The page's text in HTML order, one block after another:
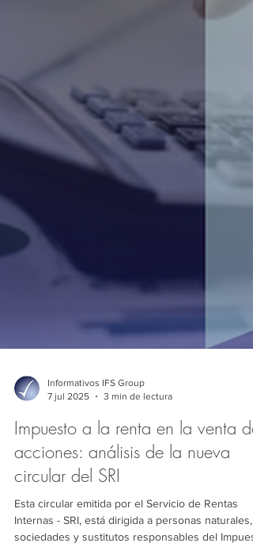
Informativos IFS Group
Impuesto a la renta en la venta de
acciones: análisis de la nueva
circular del SRI